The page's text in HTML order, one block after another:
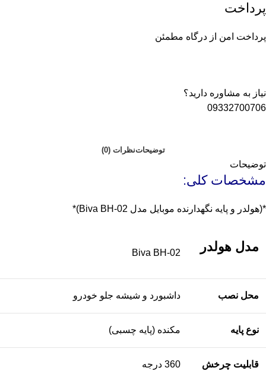
پرداخت
پرداخت امن از درگاه مطمئن
نیاز به مشاوره دارید؟
09332700706
توضیحاتنظرات (0)
توضیحات
مشخصات کلی:
*(هولدر و پایه نگهدارنده موبایل مدل Biva BH-02)*
مدل هولدر Biva BH-02
محل نصب داشبورد و شیشه جلو خودرو
نوع پایه مکنده (پایه چسبی)
قابلیت چرخش 360 درجه